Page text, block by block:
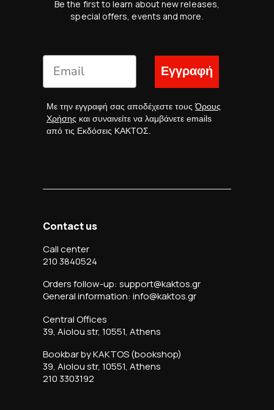
Be the first to learn about new releases,
special offers, events and more.
Εγγραφή
Με την εγγραφή σας αποδέχεστε τουςΌρους
Χρήσης και συναινείτε να λαμβάνετε emails
από τις Εκδόσεις ΚΑΚΤΟΣ.
Contact us
Call center
210 3840524
Orders follow-up: support@kaktos.gr
General information: info@kaktos.gr
Central Offices
39, Aiolou str, 10551, Athens
Bookbar by KAKTOS (bookshop)
39, Aiolou str, 10551, Athens
210 3303192